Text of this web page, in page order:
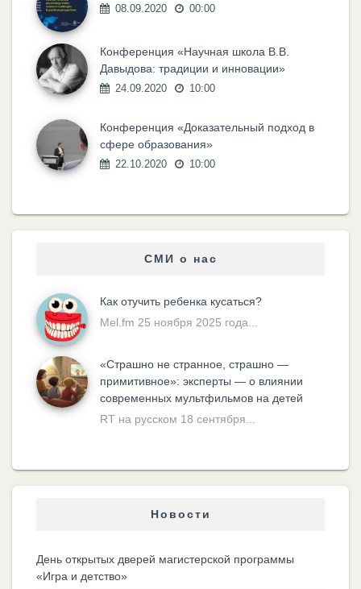
08.09.2020 00:00
Конференция «Научная школа В.В.
Давыдова: традиции и инновации»
24.09.2020 10:00
Конференция «Доказательный подход в
сфере образования»
22.10.2020 10:00
СМИ о нас
Как отучить ребенка кусаться?
Mel.fm 25 ноября 2025 года...
«Cтрашно не странное, страшно —
примитивное»: эксперты — о влиянии
современных мультфильмов на детей
RT на русском 18 сентября...
Новости
День открытых дверей магистерской программы
«Игра и детство»